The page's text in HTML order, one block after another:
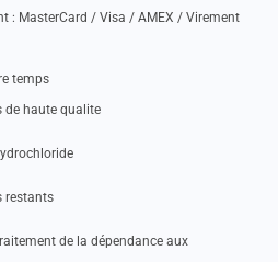
: MasterCard / Visa / AMEX / Virement
temps
de haute qualite
restants
de la dépendance aux